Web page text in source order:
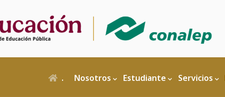
Principal
. Nosotros Estudiante Servicios